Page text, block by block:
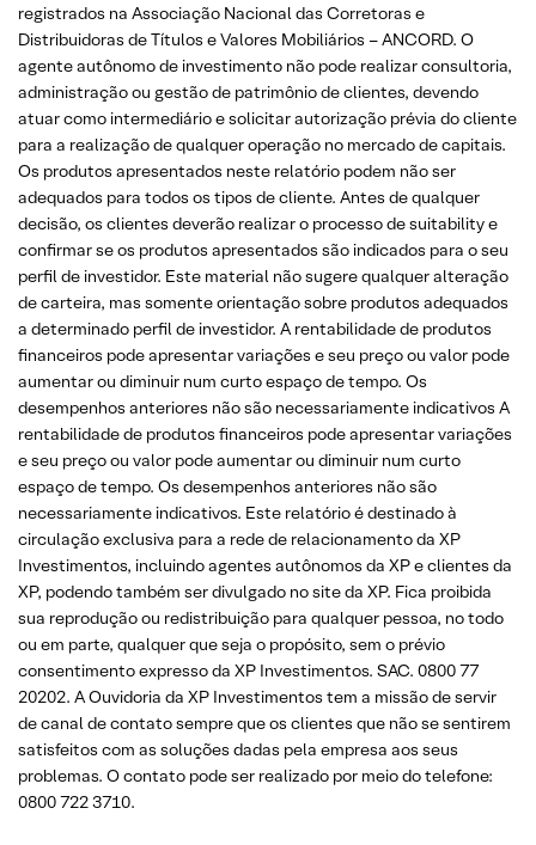
registrados na Associação Nacional das Corretoras e
Distribuidoras de Títulos e Valores Mobiliários – ANCORD. O
agente autônomo de investimento não pode realizar consultoria,
administração ou gestão de patrimônio de clientes, devendo
atuar como intermediário e solicitar autorização prévia do cliente
para a realização de qualquer operação no mercado de capitais.
Os produtos apresentados neste relatório podem não ser
adequados para todos os tipos de cliente. Antes de qualquer
decisão, os clientes deverão realizar o processo de suitability e
confirmar se os produtos apresentados são indicados para o seu
perfil de investidor. Este material não sugere qualquer alteração
de carteira, mas somente orientação sobre produtos adequados
a determinado perfil de investidor. A rentabilidade de produtos
financeiros pode apresentar variações e seu preço ou valor pode
aumentar ou diminuir num curto espaço de tempo. Os
desempenhos anteriores não são necessariamente indicativos A
rentabilidade de produtos financeiros pode apresentar variações
e seu preço ou valor pode aumentar ou diminuir num curto
espaço de tempo. Os desempenhos anteriores não são
necessariamente indicativos. Este relatório é destinado à
circulação exclusiva para a rede de relacionamento da XP
Investimentos, incluindo agentes autônomos da XP e clientes da
XP, podendo também ser divulgado no site da XP. Fica proibida
sua reprodução ou redistribuição para qualquer pessoa, no todo
ou em parte, qualquer que seja o propósito, sem o prévio
consentimento expresso da XP Investimentos. SAC. 0800 77
20202. A Ouvidoria da XP Investimentos tem a missão de servir
de canal de contato sempre que os clientes que não se sentirem
satisfeitos com as soluções dadas pela empresa aos seus
problemas. O contato pode ser realizado por meio do telefone:
0800 722 3710.